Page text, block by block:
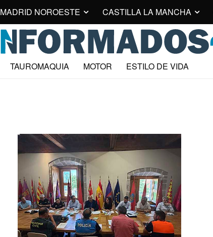
MADRID NOROESTE CASTILLA LA MANCHA
TAUROMAQUIA MOTOR ESTILO DE VIDA